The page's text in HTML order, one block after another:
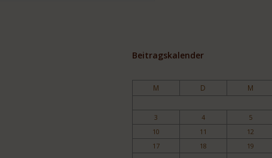
Beitragskalender
M D M
3
4 5
10
11 12
17
18 19